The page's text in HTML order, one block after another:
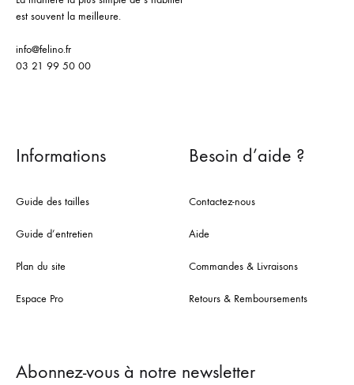
est souvent la meilleure.
info@felino.fr
03 21 99 50 00
Informations
Guide des tailles
Guide d’entretien
Plan du site
Espace Pro
Besoin d’aide ?
Contactez-nous
Aide
Commandes & Livraisons
Retours & Remboursements
Abonnez-vous à notre newsletter